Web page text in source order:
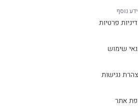
נוסף
פרטיות
שימוש
נגישות
אתר